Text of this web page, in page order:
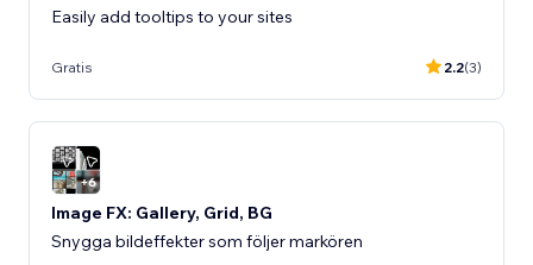
Easily add tooltips to your sites
Gratis 2.2(3)
Image FX: Gallery, Grid, BG
Snygga bildeffekter som följer markören